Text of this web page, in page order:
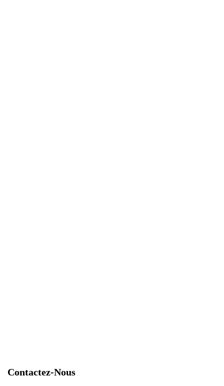
Contactez-Nous